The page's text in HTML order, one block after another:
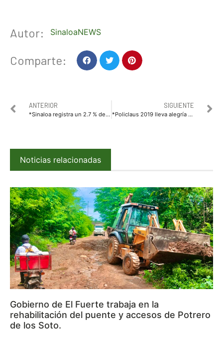
Autor: SinaloaNEWS
Comparte:
ANTERIOR
*Sinaloa registra un 2.7 % de crecimiento en su Producto Interno Bruto del 2018*
SIGUIENTE
*Policlaus 2019 lleva alegría a niños del municipio de Ahome.*
Noticias relacionadas
Gobierno de El Fuerte trabaja en la
rehabilitación del puente y accesos de Potrero
de los Soto.